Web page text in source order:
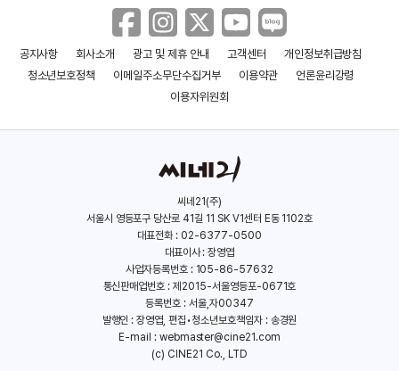
공지사항 회사소개 광고 및 제휴 안내 고객센터
개인정보취급방침
청소년보호정책
이메일주소무단수집거부 이용약관
언론윤리강령
이용자위원회
씨네21(주)
서울시 영등포구 당산로 41길 11 SK V1센터 E동 1102호
대표전화 : 02-6377-0500
대표이사 : 장영엽
사업자등록번호 : 105-86-57632
통신판매업번호 : 제2015-서울영등포-0671호
등록번호 : 서울,자00347
발행인 : 장영엽, 편집•청소년보호책임자 : 송경원
E-mail : webmaster@cine21.com
(c) CINE21 Co., LTD